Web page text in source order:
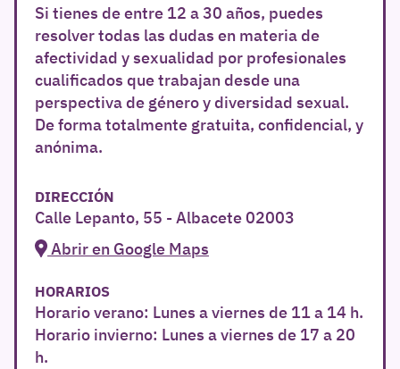
Si tienes de entre 12 a 30 años, puedes
resolver todas las dudas en materia de
afectividad y sexualidad por profesionales
cualificados que trabajan desde una
perspectiva de género y diversidad sexual.
De forma totalmente gratuita, confidencial, y
anónima.
DIRECCIÓN
Calle Lepanto, 55 - Albacete 02003
Abrir en Google Maps
HORARIOS
Horario verano: Lunes a viernes de 11 a 14 h.
Horario invierno: Lunes a viernes de 17 a 20
h.